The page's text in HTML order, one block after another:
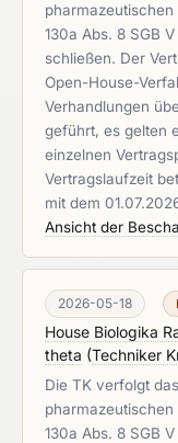
130a Abs. 8 SGB
schließen. Der
Open-House-
Verhandlungen
geführt, es gelten
einzelnen
Vertragslaufzeit
mit dem
Ansicht der
2026-05-18
House Biologika
theta (Techniker
Die TK verfolgt
130a Abs. 8 SGB